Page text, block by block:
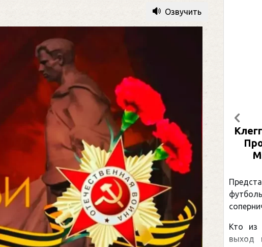
Озвучить
Клегг, Д. Месси против
Противостояние XXI века.
Москва, 2024. — 457, [2] с.
Представьте себе идеальную
футбольном поле, где Месси и
соперничают лицом к лицу.
Кто из них победит? Кто найдет
выход из сложной ситуации на